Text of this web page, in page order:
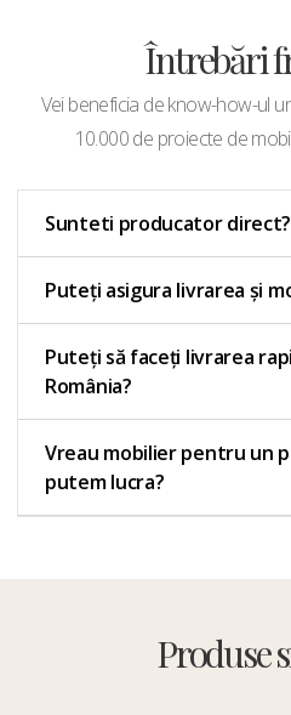
Întrebări
Vei beneficia de know-how-ul
10.000 de proiecte de
Sunteti producator direct?
Puteți asigura livrarea și
Puteți să faceți livrarea
România?
Vreau mobilier pentru un
putem lucra?
Produse